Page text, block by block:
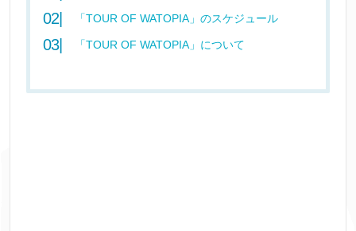
「TOUR OF WATOPIA」のスケジュール
「TOUR OF WATOPIA」について